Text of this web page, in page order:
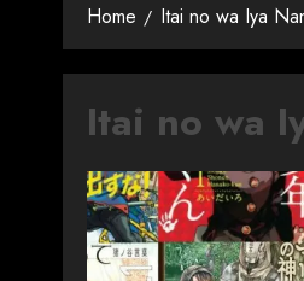
Home Itai no wa Iya
Itai no wa